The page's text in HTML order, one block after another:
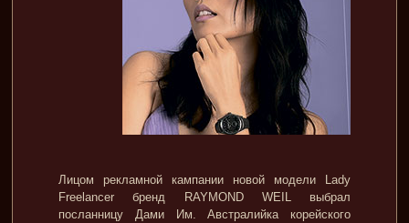
Лицом рекламной кампании новой модели Lady
Freelancer бренд RAYMOND WEIL выбрал
посланницу Дами Им. Австралийка корейского